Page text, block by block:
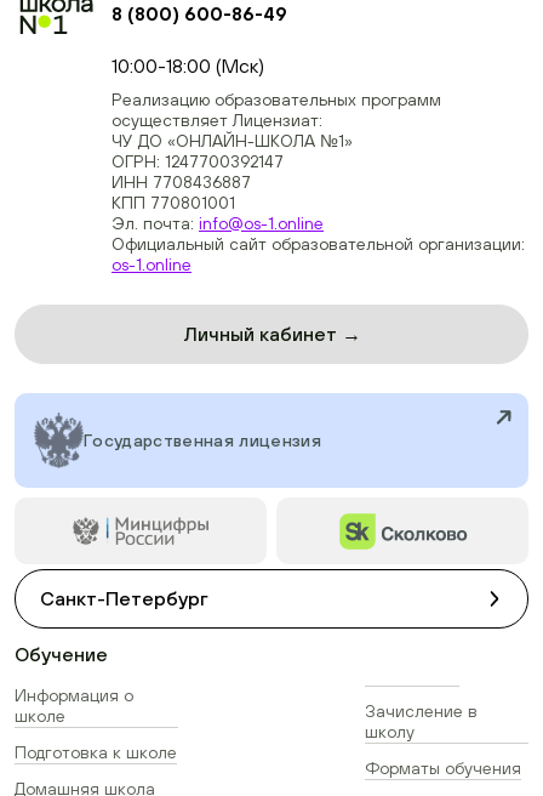
8 (800) 600-86-49
10:00-18:00 (Мск)
Реализацию образовательных программ
осуществляет Лицензиат:
ЧУ ДО «ОНЛАЙН-ШКОЛА №1»
ОГРН: 1247700392147
ИНН 7708436887
КПП 770801001
Эл. почта: info@os-1.online
Официальный сайт образовательной организации:
os-1.online
Личный кабинет →
Государственная лицензия
Санкт-Петербург
Обучение
Информация о
школе
Подготовка к школе
Домашняя школа
Зачисление в
школу
Форматы обучения